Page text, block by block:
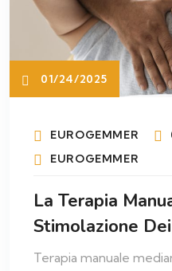
01/24/2025
EUROGEMMER
EUROGEMMER
La Terapia
Stimolazione
Terapia manuale